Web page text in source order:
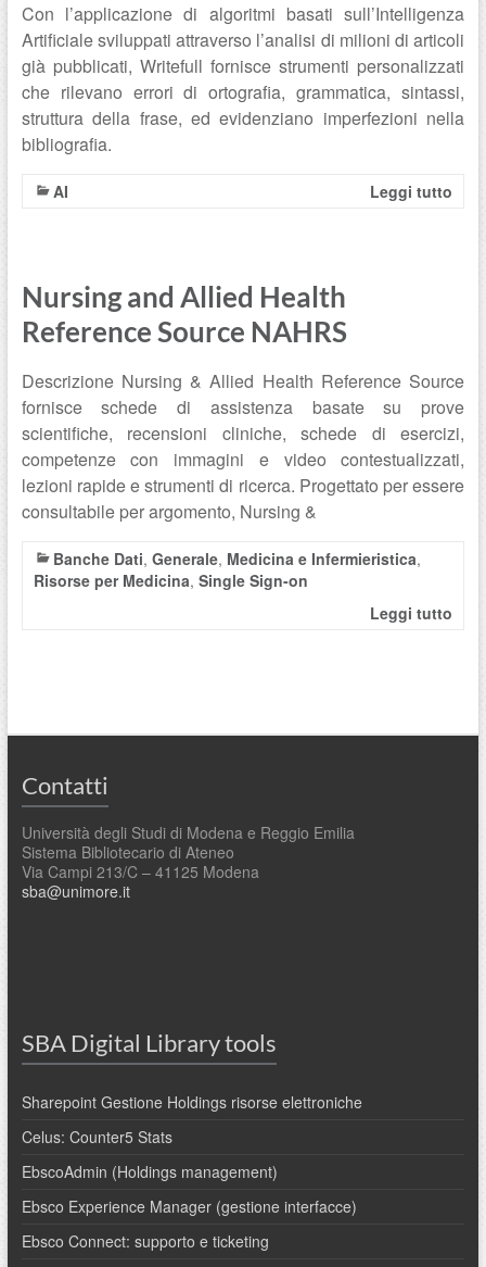
Con l’applicazione di algoritmi basati sull’Intelligenza
Artificiale sviluppati attraverso l’analisi di milioni di articoli
già pubblicati, Writefull fornisce strumenti personalizzati
che rilevano errori di ortografia, grammatica, sintassi,
struttura della frase, ed evidenziano imperfezioni nella
bibliografia.
AI Leggi tutto
Nursing and Allied Health
Reference Source NAHRS
Descrizione Nursing & Allied Health Reference Source
fornisce schede di assistenza basate su prove
scientifiche, recensioni cliniche, schede di esercizi,
competenze con immagini e video contestualizzati,
lezioni rapide e strumenti di ricerca. Progettato per essere
consultabile per argomento, Nursing &
Banche Dati, Generale, Medicina e Infermieristica,
Risorse per Medicina, Single Sign-on
Leggi tutto
Contatti
Università degli Studi di Modena e Reggio Emilia
Sistema Bibliotecario di Ateneo
Via Campi 213/C – 41125 Modena
sba@unimore.it
SBA Digital Library tools
Sharepoint Gestione Holdings risorse elettroniche
Celus: Counter5 Stats
EbscoAdmin (Holdings management)
Ebsco Experience Manager (gestione interfacce)
Ebsco Connect: supporto e ticketing